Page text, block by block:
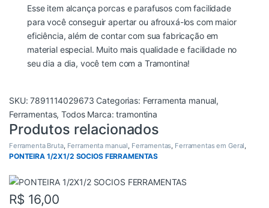
Esse item alcança porcas e parafusos com facilidade
para você conseguir apertar ou afrouxá-los com maior
eficiência, além de contar com sua fabricação em
material especial. Muito mais qualidade e facilidade no
seu dia a dia, você tem com a Tramontina!
SKU:7891114029673 Categorias: Ferramenta manual,
Ferramentas,Todos Marca:tramontina
Produtos relacionados
Ferramenta Bruta, Ferramenta manual Ferramentas Ferramentas em Geral
Todos
PONTEIRA 1/2X1/2 SOCIOS FERRAMENTAS
R$ 16,00